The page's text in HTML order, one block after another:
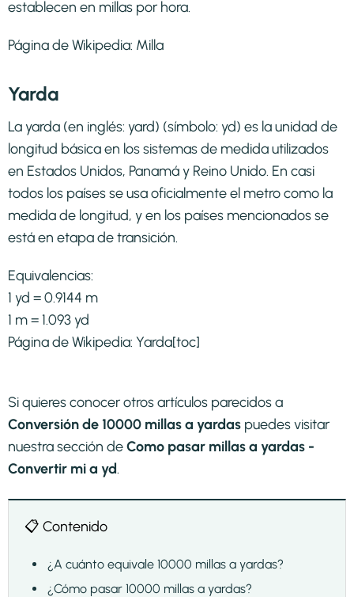
establecen en millas por hora.
Página de Wikipedia: Milla
Yarda
La yarda (en inglés: yard) (símbolo: yd) es la unidad de
longitud básica en los sistemas de medida utilizados
en Estados Unidos, Panamá y Reino Unido. En casi
todos los países se usa oficialmente el metro como la
medida de longitud, y en los países mencionados se
está en etapa de transición.​
Equivalencias:
1 yd = 0.9144 m
1 m = 1.093 yd
Página de Wikipedia: Yarda[toc]
Si quieres conocer otros artículos parecidos a
Conversión de 10000 millas a yardas puedes visitar
nuestra sección deComo pasar millas a yardas -
Convertir mi a yd.
📋 Contenido
¿A cuánto equivale 10000 millas a yardas?
¿Cómo pasar 10000 millas a yardas?